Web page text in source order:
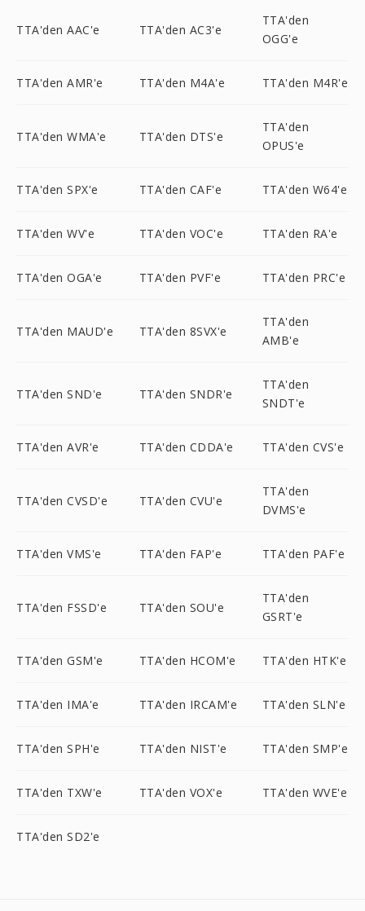
TTA'den AAC'e TTA'den AC3'e
TTA'den
OGG'e
TTA'den AMR'e TTA'den M4A'e TTA'den M4R'e
TTA'den WMA'e TTA'den DTS'e
TTA'den
OPUS'e
TTA'den SPX'e TTA'den CAF'e TTA'den W64'e
TTA'den WV'e TTA'den VOC'e TTA'den RA'e
TTA'den OGA'e TTA'den PVF'e TTA'den PRC'e
TTA'den MAUD'e TTA'den 8SVX'e
TTA'den
AMB'e
TTA'den SND'e TTA'den SNDR'e
TTA'den
SNDT'e
TTA'den AVR'e TTA'den CDDA'e TTA'den CVS'e
TTA'den CVSD'e TTA'den CVU'e
TTA'den
DVMS'e
TTA'den VMS'e TTA'den FAP'e TTA'den PAF'e
TTA'den FSSD'e TTA'den SOU'e
TTA'den
GSRT'e
TTA'den GSM'e TTA'den HCOM'e TTA'den HTK'e
TTA'den IMA'e TTA'den IRCAM'e TTA'den SLN'e
TTA'den SPH'e TTA'den NIST'e TTA'den SMP'e
TTA'den TXW'e TTA'den VOX'e TTA'den WVE'e
TTA'den SD2'e